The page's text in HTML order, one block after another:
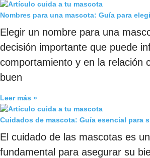
Nombres para una mascota: Guía para
Elegir un nombre para una
decisión importante que puede
comportamiento y en la relación
buen
Leer más »
Cuidados de mascota: Guía esencial para
El cuidado de las mascotas es
fundamental para asegurar su